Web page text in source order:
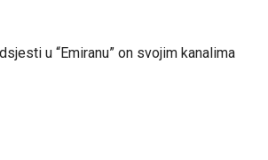
u “Emiranu” on svojim kanalima